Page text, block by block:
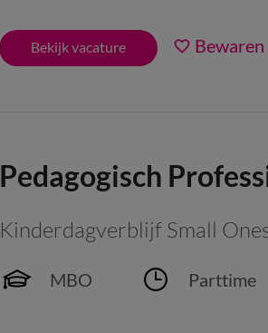
Bekijk vacature Bewaren
Pedagogisch
Kinderdagverblijf Small
MBO Parttime